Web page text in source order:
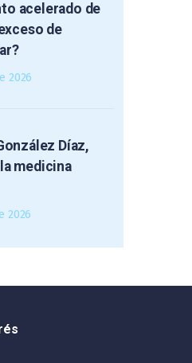
acelerado de
de
2026
Díaz,
medicina
2026